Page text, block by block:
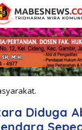
B
U
Diduga